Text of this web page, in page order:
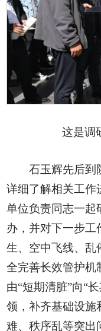
这是调
石玉辉先后到
详细了解相关工作
单位负责同志一起
办，并对下一步工
生、空中飞线、乱
全完善长效管护机
由“短期清脏”向“
领，补齐基础设施
难、秩序乱等突出